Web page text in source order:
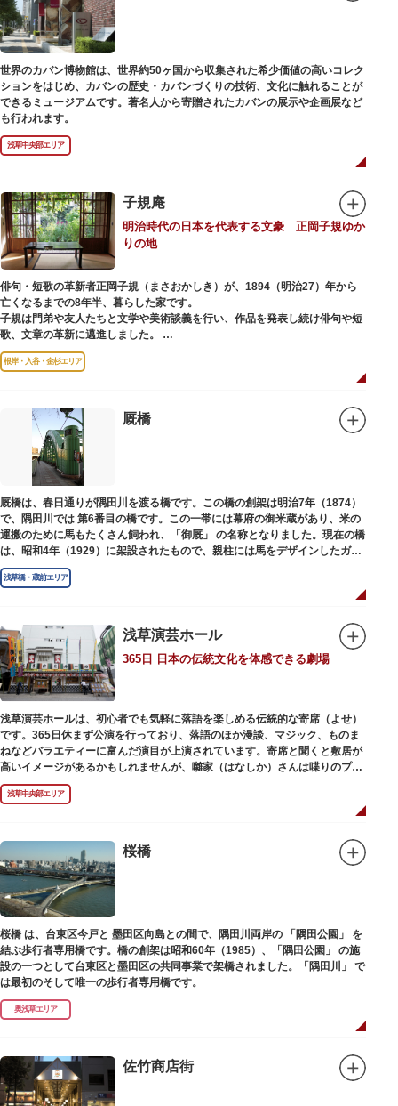
世界のカバン博物館は、世界約50ヶ国から収集された希少価値の高いコレク
ションをはじめ、カバンの歴史・カバンづくりの技術、文化に触れることが
できるミュージアムです。著名人から寄贈されたカバンの展示や企画展など
も行われます。
浅草中央部エリア
子規庵
明治時代の日本を代表する文豪 正岡子規ゆか
りの地
俳句・短歌の革新者正岡子規（まさおかしき）が、1894（明治27）年から
亡くなるまでの8年半、暮らした家です。
子規は門弟や友人たちと文学や美術談義を行い、作品を発表し続け俳句や短
歌、文章の革新に邁進しました。
故郷松山より母と妹を呼び寄せ、結核に苦しみながらも34歳で亡くなるまで
精力的に文学作品を創作し続けた場所でもあります。
ま再建され、現在の庵は東京都指定史跡として明治の雰囲気が体感できる魅
力的な空間となっています。
子規が病室兼書斎にしていた「病牀六尺の間」などを復元しており、明治の
暮らしだけでなく創作の様子を偲ぶことができます。現在、一般のボランテ
ィア団体により大切に維持・保存されています。
根岸・入谷・金杉エリア
厩橋
厩橋は、春日通りが隅田川を渡る橋です。この橋の創架は明治7年（1874）
で、隅田川では 第6番目の橋です。この一帯には幕府の御米蔵があり、米の
運搬のために馬もたくさん飼われ、「御厩」 の名称となりました。現在の橋
は、昭和4年（1929）に架設されたもので、親柱には馬をデザインしたガラ
ス細工が組み込まれています。
浅草橋・蔵前エリア
浅草演芸ホール
365日 日本の伝統文化を体感できる劇場
浅草演芸ホールは、初心者でも気軽に落語を楽しめる伝統的な寄席（よせ）
です。365日休まず公演を行っており、落語のほか漫談、マジック、ものま
ねなどバラエティーに富んだ演目が上演されています。寄席と聞くと敷居が
高いイメージがあるかもしれませんが、囃家（はなしか）さんは喋りのプ
ロ。すぐに巧みな話芸に引き込まれ、予備知識が無くても楽しめます。
ホール内で飲食できるのも魅力のひとつ。売店でお弁当やお菓子を買ってゆ
っくり番組を楽しんではいかがでしょう。数々の著名な落語家やお笑い芸人
浅草中央部エリア
桜橋
桜橋 は、台東区今戸と 墨田区向島との間で、隅田川両岸の 「隅田公園」 を
結ぶ歩行者専用橋です。橋の創架は昭和60年（1985）、「隅田公園」 の施
設の一つとして台東区と墨田区の共同事業で架橋されました。「隅田川」 で
は最初のそして唯一の歩行者専用橋です。
奥浅草エリア
佐竹商店街